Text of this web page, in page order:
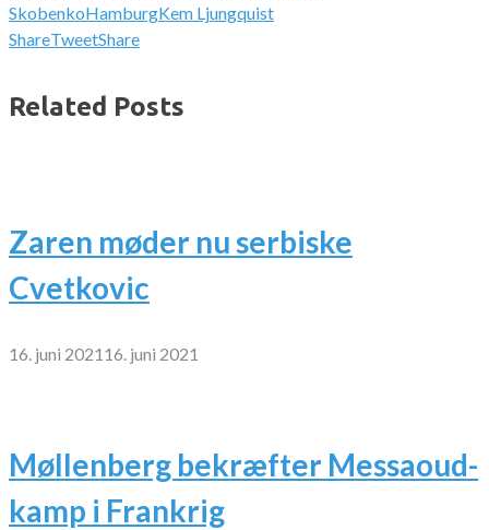
SkobenkoHamburgKem Ljungquist
ShareTweetShare
Related Posts
Zaren møder nu serbiske
Cvetkovic
16. juni 2021 16. juni 2021
Møllenberg bekræfter Messaoud-
kamp i Frankrig